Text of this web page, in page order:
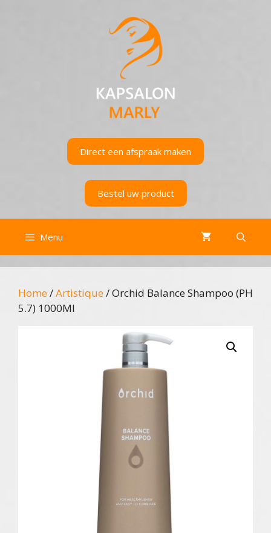
Direct een afspraak maken
Bestel uw product
Menu
Home/Artistique/ Orchid Balance Shampoo (PH
5.7) 1000Ml